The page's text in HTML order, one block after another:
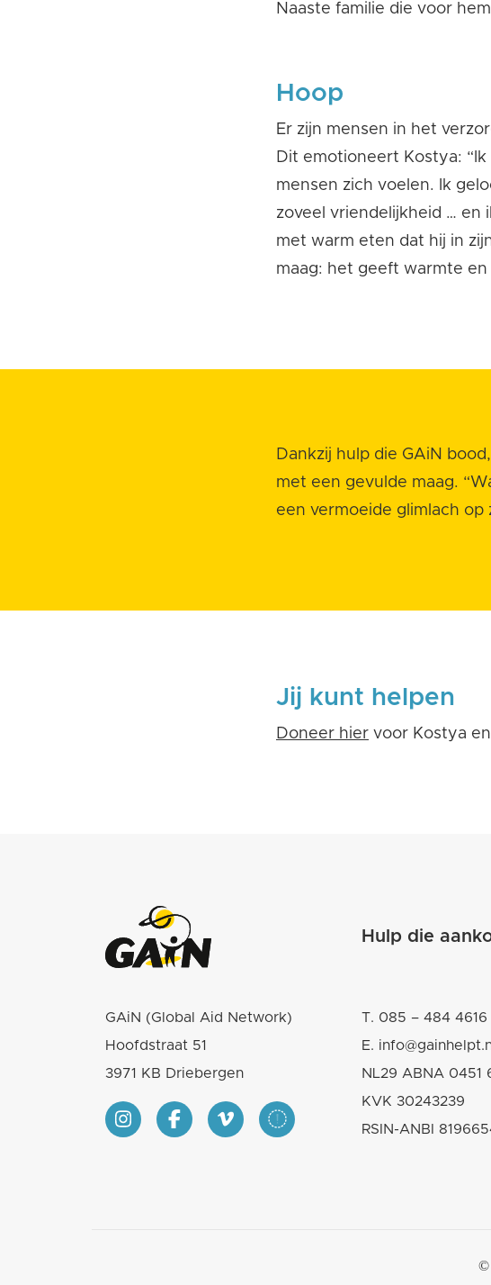
Naaste familie die voor
Hoop
Er zijn mensen in het
Dit emotioneert Kostya:
mensen zich voelen. Ik
zoveel vriendelijkheid … en
met warm eten dat hij in
maag: het geeft warmte
Dankzij hulp die GAiN
met een gevulde maag. “
een vermoeide glimlach op
Jij kunt helpen
Doneer hier voor Kostya
Hulp die
GAiN (Global Aid Network)
Hoofdstraat 51
3971 KB Driebergen
T. 085 – 484 4616
E.
NL29 ABNA 0451
KVK 30243239
RSIN-ANBI
©